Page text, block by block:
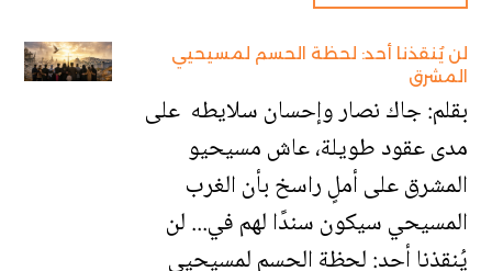
لن يُنقذنا أحد: لحظة الحسم لمسيحيي
المشرق
بقلم: جاك نصار وإحسان سلايطه على
مدى عقود طويلة، عاش مسيحيو
المشرق على أملٍ راسخ بأن الغرب
المسيحي سيكون سندًا لهم في... لن
يُنقذنا أحد: لحظة الحسم لمسيحيي